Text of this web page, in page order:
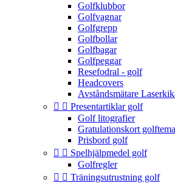
Golfklubbor
Golfvagnar
Golfgrepp
Golfbollar
Golfbagar
Golfpeggar
Resefodral - golf
Headcovers
Avståndsmätare
  Presentartiklar golf
Golf litografier
Gratulationskort golftema
Prisbord golf
  Spelhjälpmedel golf
Golfregler
  Träningsutrustning golf